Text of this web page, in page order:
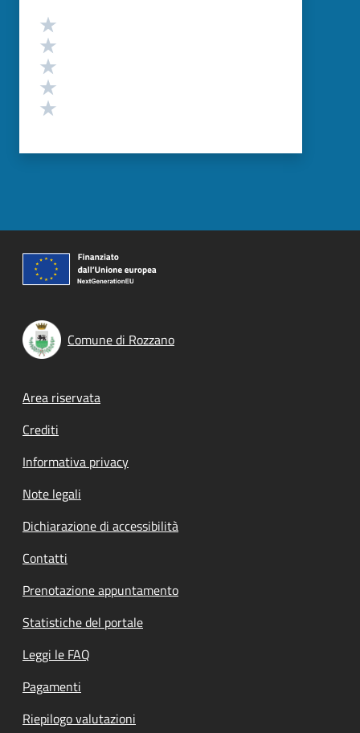
Valutazione
Comune di Rozzano
Footer menu
Area riservata
Crediti
Informativa privacy
Note legali
Dichiarazione di accessibilità
Contatti
Prenotazione appuntamento
Statistiche del portale
Leggi le FAQ
Pagamenti
Riepilogo valutazioni